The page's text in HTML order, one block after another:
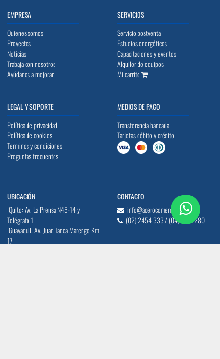
EMPRESA
Quienes somos
Proyectos
Noticias
Trabaja con nosotros
Ayúdanos a mejorar
SERVICIOS
Servicio postventa
Estudios energéticos
Capacitaciones y eventos
Alquiler de equipos
Mi carrito
LEGAL Y SOPORTE
Política de privacidad
Política de cookies
Terminos y condiciones
Preguntas frecuentes
MEDIOS DE PAGO
Transferencia bancaria
Tarjetas débito y crédito
UBICACIÓN
Quito: Av. La Prensa N45-14 y
Telégrafo 1
Guayaquil: Av. Juan Tanca Marengo Km
17
CONTACTO
info@acerocomercial.com
(02) 2454 333 / (04) 3811 280